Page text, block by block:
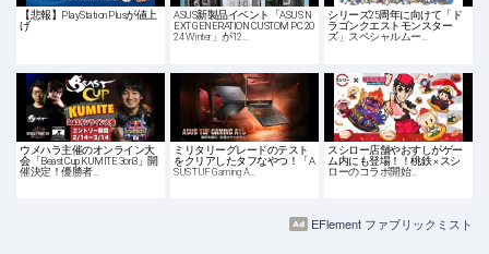
【悲報】PlayStation Plusが値上
げ
ASUS新製品イベント「ASUS N
EXT GENERATION CUSTOM PC 20
24 Winter」が12…
シリーズ25周年に向けて「ド
ラゴンクエストモンスター
ズ」スペシャルムー…
ウメハラ主催のオンライン大
会「Beast Cup KUMITE 3on3」開
催決定！優勝者…
ミリタリーグレードのテスト
をクリアしたタフなやつ！「A
SUS TUF Gaming A…
スシロー店舗やおすしがゲー
ム内にも登場！！桃鉄 × スシ
ローのコラボ開始…
EFlement ファブリックミスト